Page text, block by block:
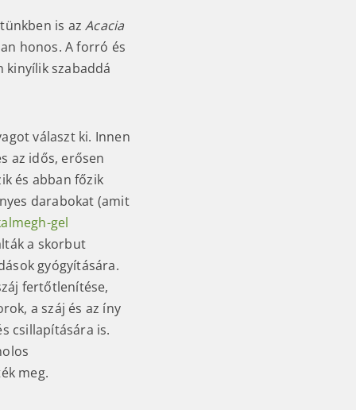
is az Acacia
honos. A forró és
kinyílik szabaddá
választ ki. Innen
az idős, erősen
és abban főzik
darabokat (amit
gel
a skorbut
gyógyítására.
fertőtlenítése,
a száj és az íny
csillapítására is.
meg.